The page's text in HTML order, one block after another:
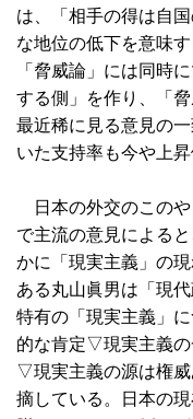
は、「相手の得は自
な地位の低下を意味
「脅威論」には同時
する側」を作り、「
最近稀に見る意見の
いた支持率も今や上昇
日本の外交のこのや
で主流の意見による
かに「現実主義」の
ある丸山眞男は「現
特有の「現実主義」
的な肯定▽現実主義の
▽現実主義の源は権
摘している。日本の